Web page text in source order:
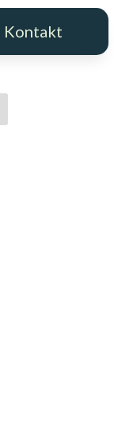
Kontakt
Kontakt